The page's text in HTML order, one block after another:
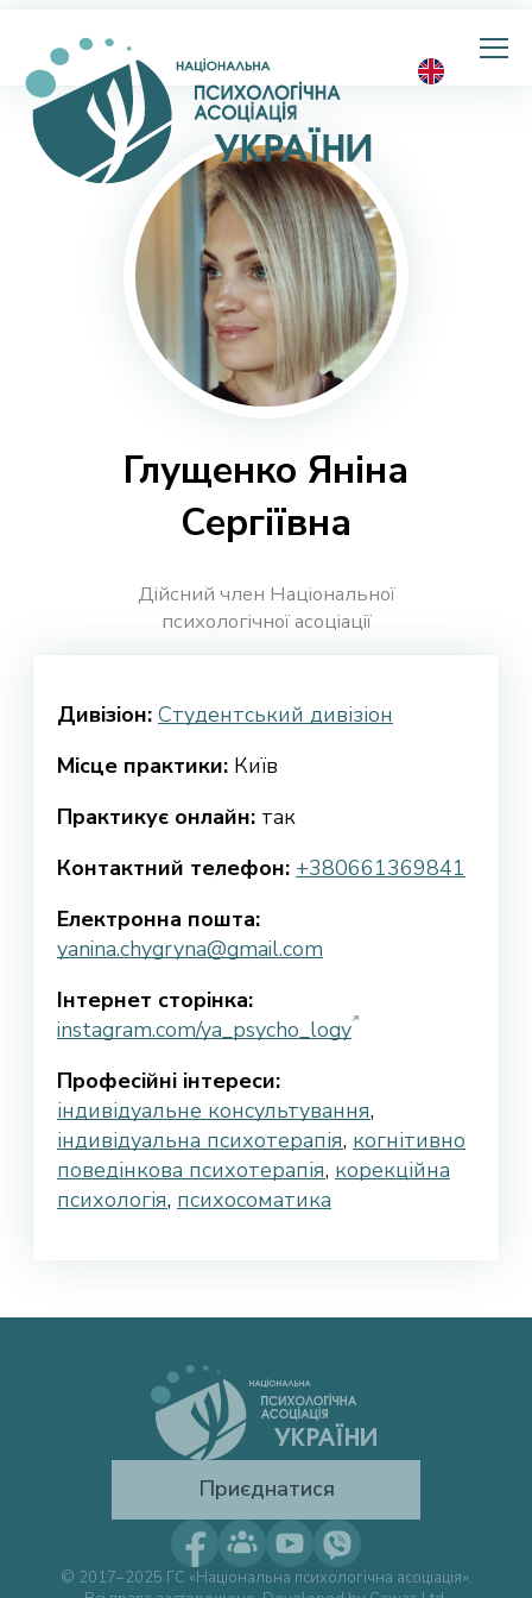
Національна
психологічна
Глущенко Яніна
Сергіївна
Дійсний член Національної
психологічної асоціації
Дивізіон: Студентський дивізіон
Місце практики: Київ
Практикує онлайн: так
Контактний телефон: +380661369841
Електронна пошта:
yanina.chygryna@gmail.com
Інтернет сторінка:
instagram.com/ya_psycho_logy
Професійні інтереси:
індивідуальне консультування,
індивідуальна психотерапія, когнітивно
поведінкова психотерапія, корекційна
психологія, психосоматика
Приєднатися
© 2017–2025 ГС «Національна психологічна асоціація».